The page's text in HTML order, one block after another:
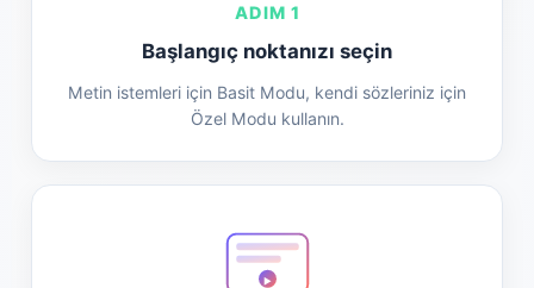
ADIM 1
Başlangıç noktanızı seçin
Metin istemleri için Basit Modu, kendi sözleriniz için
Özel Modu kullanın.
▶